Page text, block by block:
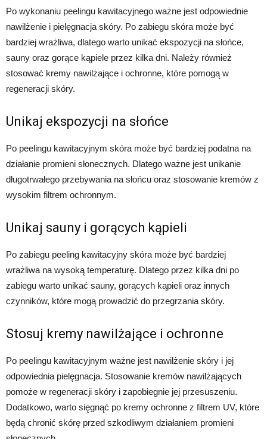
Po wykonaniu peelingu kawitacyjnego ważne jest odpowiednie
nawilżenie i pielęgnacja skóry. Po zabiegu skóra może być
bardziej wrażliwa, dlatego warto unikać ekspozycji na słońce,
sauny oraz gorące kąpiele przez kilka dni. Należy również
stosować kremy nawilżające i ochronne, które pomogą w
regeneracji skóry.
Unikaj ekspozycji na słońce
Po peelingu kawitacyjnym skóra może być bardziej podatna na
działanie promieni słonecznych. Dlatego ważne jest unikanie
długotrwałego przebywania na słońcu oraz stosowanie kremów z
wysokim filtrem ochronnym.
Unikaj sauny i gorących kąpieli
Po zabiegu peeling kawitacyjny skóra może być bardziej
wrażliwa na wysoką temperaturę. Dlatego przez kilka dni po
zabiegu warto unikać sauny, gorących kąpieli oraz innych
czynników, które mogą prowadzić do przegrzania skóry.
Stosuj kremy nawilżające i ochronne
Po peelingu kawitacyjnym ważne jest nawilżenie skóry i jej
odpowiednia pielęgnacja. Stosowanie kremów nawilżających
pomoże w regeneracji skóry i zapobiegnie jej przesuszeniu.
Dodatkowo, warto sięgnąć po kremy ochronne z filtrem UV, które
będą chronić skórę przed szkodliwym działaniem promieni